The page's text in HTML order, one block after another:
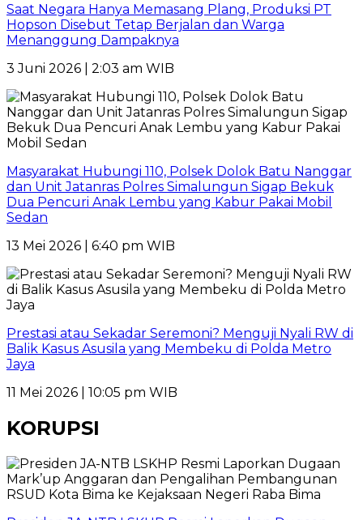
Saat Negara Hanya Memasang Plang, Produksi PT
Hopson Disebut Tetap Berjalan dan Warga
Menanggung Dampaknya
3 Juni 2026 | 2:03 am WIB
Masyarakat Hubungi 110, Polsek Dolok Batu Nanggar
dan Unit Jatanras Polres Simalungun Sigap Bekuk
Dua Pencuri Anak Lembu yang Kabur Pakai Mobil
Sedan
13 Mei 2026 | 6:40 pm WIB
Prestasi atau Sekadar Seremoni? Menguji Nyali RW di
Balik Kasus Asusila yang Membeku di Polda Metro
Jaya
11 Mei 2026 | 10:05 pm WIB
KORUPSI